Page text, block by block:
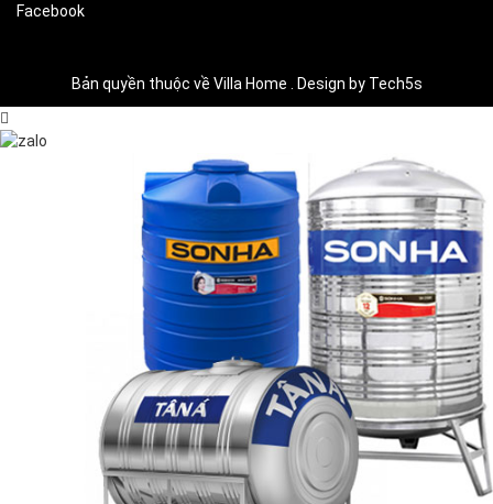
Facebook
Bản quyền thuộc về Villa Home . Design by Tech5s